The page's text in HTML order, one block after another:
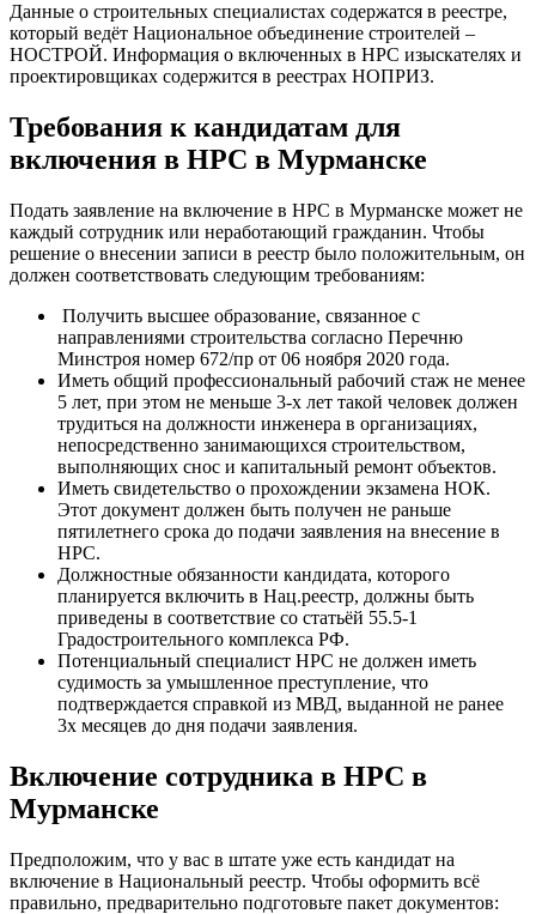
Данные о строительных специалистах содержатся в реестре,
который ведёт Национальное объединение строителей –
НОСТРОЙ. Информация о включенных в НРС изыскателях и
проектировщиках содержится в реестрах НОПРИЗ.
Требования к кандидатам для
включения в НРС в Мурманске
Подать заявление на включение в НРС в Мурманске может не
каждый сотрудник или неработающий гражданин. Чтобы
решение о внесении записи в реестр было положительным, он
должен соответствовать следующим требованиям:
Получить высшее образование, связанное с
направлениями строительства согласно Перечню
Минстроя номер 672/пр от 06 ноября 2020 года.
Иметь общий профессиональный рабочий стаж не менее
5 лет, при этом не меньше 3-х лет такой человек должен
трудиться на должности инженера в организациях,
непосредственно занимающихся строительством,
выполняющих снос и капитальный ремонт объектов.
Иметь свидетельство о прохождении экзамена НОК.
Этот документ должен быть получен не раньше
пятилетнего срока до подачи заявления на внесение в
НРС.
Должностные обязанности кандидата, которого
планируется включить в Нац.реестр, должны быть
приведены в соответствие со статьёй 55.5-1
Градостроительного комплекса РФ.
Потенциальный специалист НРС не должен иметь
судимость за умышленное преступление, что
подтверждается справкой из МВД, выданной не ранее
3х месяцев до дня подачи заявления.
Включение сотрудника в НРС в
Мурманске
Предположим, что у вас в штате уже есть кандидат на
включение в Национальный реестр. Чтобы оформить всё
правильно, предварительно подготовьте пакет документов: